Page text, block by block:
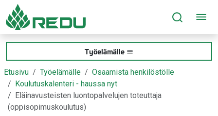
Siirry sivusisältöön
Työelämälle
Etusivu Työelämälle
Osaamista henkilöstölle
Koulutuskalenteri - haussa nyt
Eläinavusteisten luontopalvelujen toteuttaja
(oppisopimuskoulutus)